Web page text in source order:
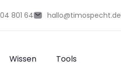
801 64 hallo@timospecht.de
Wissen Tools